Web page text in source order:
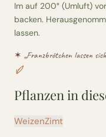
Im auf 200° (Umluft)
backen.
lassen.
✶ „Franzbrötchen lassen
Pflanzen in
WeizenZimt